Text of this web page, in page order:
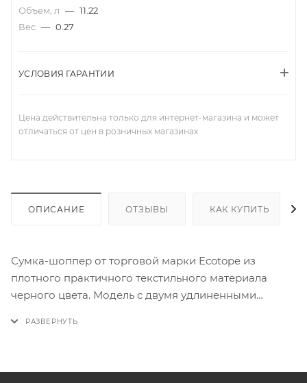
Объем, л — 11.22
Вес — 0.27
УСЛОВИЯ ГАРАНТИИ
Цена действительна только для интернет-магазина и может
отличаться от цен в розничных магазинах
ОПИСАНИЕ ОТЗЫВЫ КАК КУПИТЬ
Сумка-шоппер от торговой марки Ecotope из
плотного практичного текстильного материала
черного цвета. Модель с двумя удлиненными